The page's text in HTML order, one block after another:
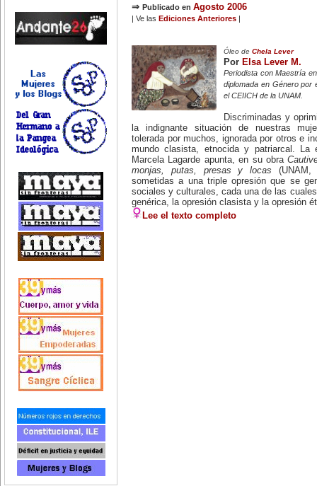
⇒ Publicado en Agosto 2006
| Ve las Ediciones Anteriores |
Óleo de Chela Lever
Por Elsa Lever M.
Periodista con Maestría
diplomada en Género por
el CEIICH de la UNAM.
Discriminadas y
la indignante situación de nuestras
tolerada por muchos, ignorada por otros e
mundo clasista, etnocida y patriarcal. La
Marcela Lagarde apunta, en su obra
monjas, putas, presas y locas (UNAM,
sometidas a una triple opresión que se
sociales y culturales, cada una de las
genérica, la opresión clasista y la opresión
Lee el texto completo